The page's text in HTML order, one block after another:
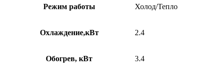
Режим работы Холод/Тепло
Охлаждение,кВт 2.4
Обогрев, кВт 3.4